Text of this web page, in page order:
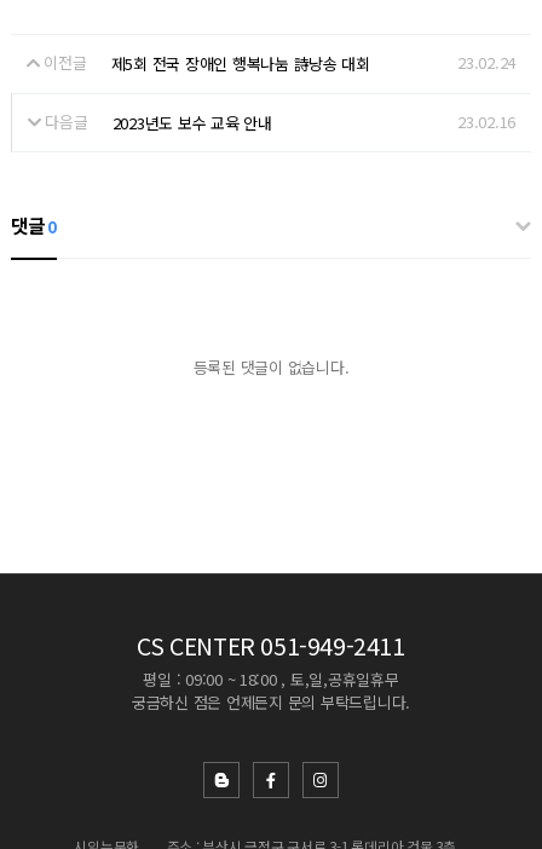
이전글 제5회 전국 장애인 행복나눔 詩낭송 대회 23.02.24
다음글 2023년도 보수 교육 안내 23.02.16
댓글0
등록된 댓글이 없습니다.
CS CENTER 051-949-2411
평일 : 09:00 ~ 18:00 , 토,일,공휴일휴무
궁금하신 점은 언제든지 문의 부탁드립니다.